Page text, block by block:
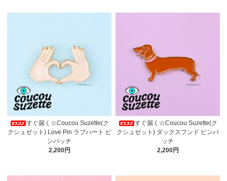
すぐ届く☆Coucou Suzette(ク
クシュゼット) Love Pin ラブハート ピ
ンバッチ
2,200円
すぐ届く☆Coucou Suzette(ク
クシュゼット) ダックスフンド ピンバ
ッチ
2,200円